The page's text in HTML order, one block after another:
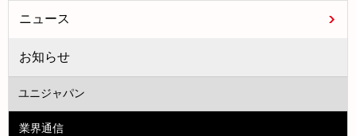
ニュース
お知らせ
ユニジャパン
業界通信